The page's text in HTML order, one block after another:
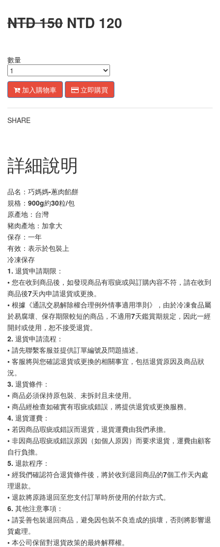
NTD 150 NTD 120
數量
加入購物車 立即購買
SHARE
詳細說明
品名：巧媽媽-蔥肉餡餅
規格：900g約30粒/包
原產地：台灣
豬肉產地：加拿大
保存：一年
有效：表示於包裝上
冷凍保存
1. 退貨申請期限：
• 您在收到商品後，如發現商品有瑕疵或與訂購內容不符，請在收到
商品後7天內申請退貨或更換。
• 根據《通訊交易解除權合理例外情事適用準則》，由於冷凍食品屬
於易腐壞、保存期限較短的商品，不適用7天鑑賞期規定，因此一經
開封或使用，恕不接受退貨。
2. 退貨申請流程：
• 請先聯繫客服並提供訂單編號及問題描述。
• 客服將與您確認退貨或更換的相關事宜，包括退貨原因及商品狀
況。
3. 退貨條件：
• 商品必須保持原包裝、未拆封且未使用。
• 商品經檢查如確實有瑕疵或錯誤，將提供退貨或更換服務。
4. 退貨運費：
• 若因商品瑕疵或錯誤而退貨，退貨運費由我們承擔。
• 非因商品瑕疵或錯誤原因（如個人原因）而要求退貨，運費由顧客
自行負擔。
5. 退款程序：
• 經我們確認符合退貨條件後，將於收到退回商品的7個工作天內處
理退款。
• 退款將原路退回至您支付訂單時所使用的付款方式。
6. 其他注意事項：
• 請妥善包裝退回商品，避免因包裝不良造成的損壞，否則將影響退
貨處理。
• 本公司保留對退貨政策的最終解釋權。